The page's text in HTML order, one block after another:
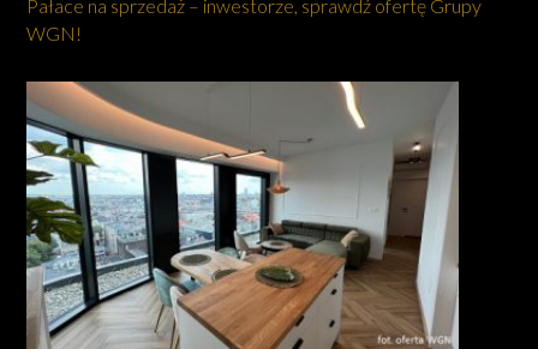
Pałace na sprzedaż – inwestorze, sprawdź ofertę Grupy
WGN!